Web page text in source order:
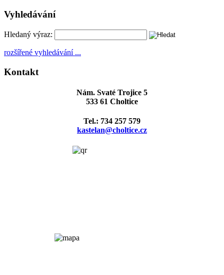
Vyhledávání
Hledaný výraz:
rozšířené vyhledávání ...
Kontakt
Nám. Svaté Trojice 5
533 61 Choltice
Tel.: 734 257 579
kastelan@choltice.cz